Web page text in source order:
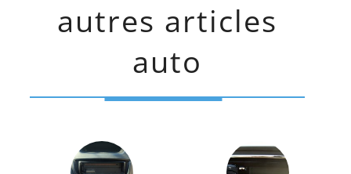
autres articles
auto